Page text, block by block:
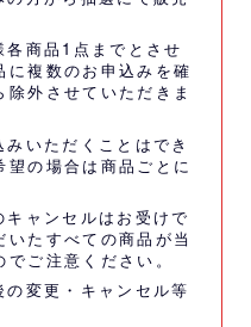
商品1点までとさせ
に複数のお申込みを確
外させていただきま
いただくことはでき
望の場合は商品ごとに
ャンセルはお受けで
たすべての商品が当
ご注意ください。
変更・キャンセル等